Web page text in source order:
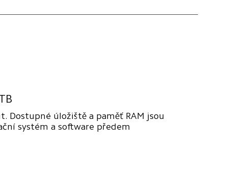
Dostupné úložiště a paměť RAM jsou
systém a software předem